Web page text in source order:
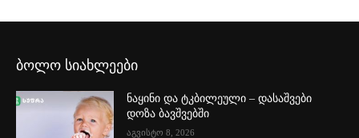
ბოლო სიახლეები
ნაყინი და ტკბილეული – დასაშვები
დოზა ბავშვებში
აგვისტო 8, 2026